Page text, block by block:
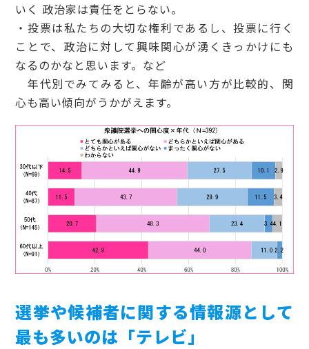
いく 政治家は責任をとらない。
・投票は私たちの大切な権利であるし、投票に行く
ことで、政治に対して興味関心が湧くきっかけにも
なるのかなと思います。など
年代別でみてみると、年齢が高い方が比較的、関
心も高い傾向がうかがえます。
選挙や候補者に関する情報源として
最も多いのは「テレビ」